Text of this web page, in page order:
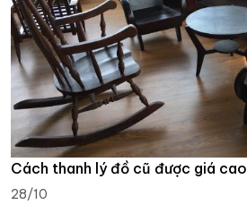
Cách thanh lý đồ cũ được giá cao
28/10